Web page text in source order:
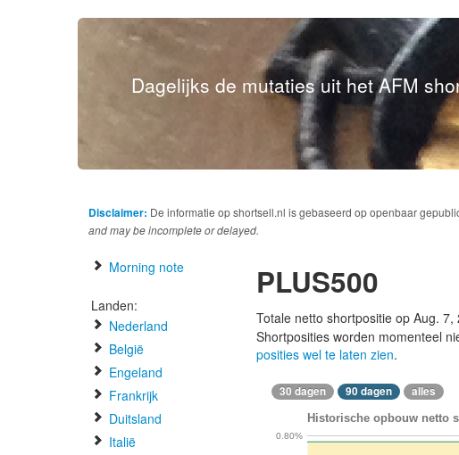
Dagelijks de mutaties uit het AFM
Disclaimer: De informatie op shortsell.nl is gebaseerd op openbaar
and may be incomplete or delayed.
Morning note
Landen:
Nederland
België
Engeland
Frankrijk
Duitsland
Italië
PLUS500
Totale netto shortpositie op Aug. 7,
Shortposities worden momenteel
posities wel te laten zien.
30 dagen 90 dagen alles
Historische opbouw netto
0.80%